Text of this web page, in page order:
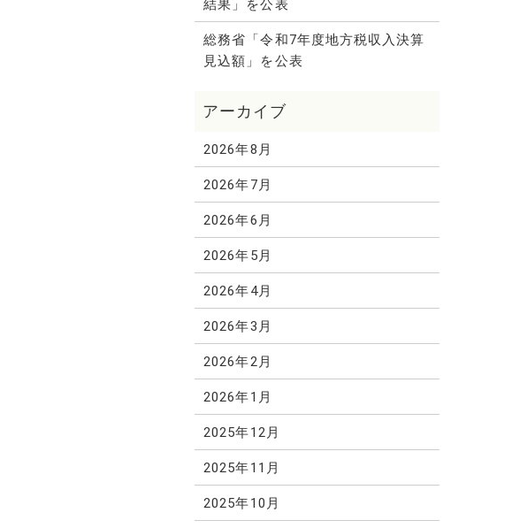
結果」を公表
総務省「令和7年度地方税収入決算
見込額」を公表
2026年8月
2026年7月
2026年6月
2026年5月
2026年4月
2026年3月
2026年2月
2026年1月
2025年12月
2025年11月
2025年10月